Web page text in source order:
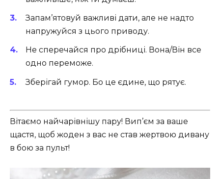
Запам’ятовуй важливі дати, але не надто
напружуйся з цього приводу.
Не сперечайся про дрібниці. Вона/Він все
одно переможе.
Зберігай гумор. Бо це єдине, що рятує.
Вітаємо найчарівнішу пару! Вип’єм за ваше
щастя, щоб жоден з вас не став жертвою дивану
в бою за пульт!